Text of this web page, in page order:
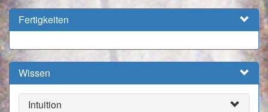
Fertigkeiten
Wissen
Intuition